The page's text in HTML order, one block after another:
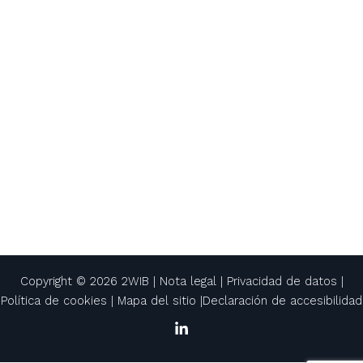
Copyright © 2026 2WIB | Nota legal| Privacidad de datos |
Política de cookies | Mapa del sitio |Declaración de accesibilidad